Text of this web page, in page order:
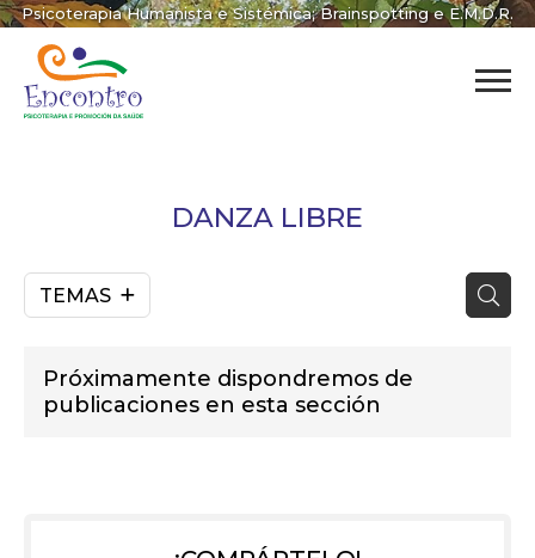
Psicoterapia Humanista e Sistémica; Brainspotting e E.M.D.R.
DANZA LIBRE
TEMAS
Próximamente dispondremos de
publicaciones en esta sección